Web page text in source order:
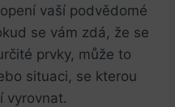
vaší podvědomé
se vám zdá, že se
prvky, může to
situaci, se kterou
vyrovnat.